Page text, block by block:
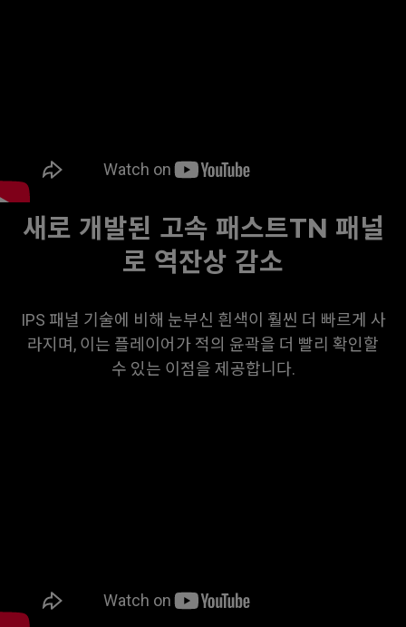
새로 개발된 고속 패스트TN 패널
로 역잔상 감소
IPS 패널 기술에 비해 눈부신 흰색이 훨씬 더 빠르게 사
라지며, 이는 플레이어가 적의 윤곽을 더 빨리 확인할
수 있는 이점을 제공합니다.